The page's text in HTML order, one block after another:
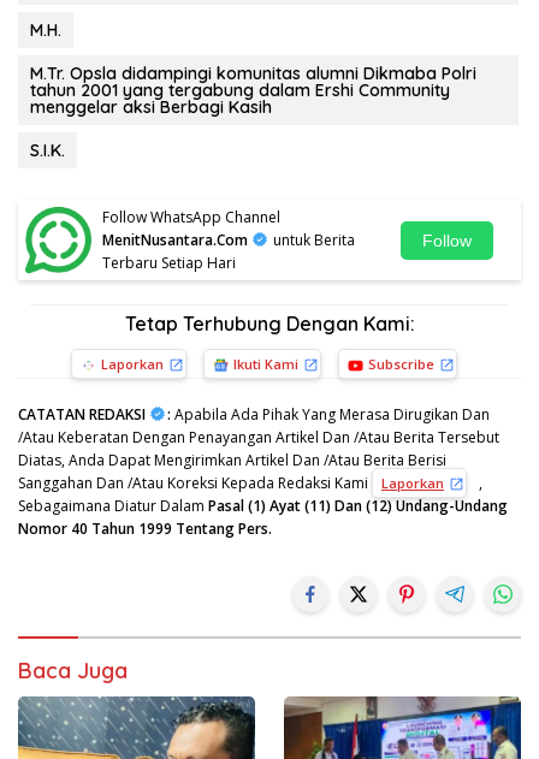
M.H.
M.Tr. Opsla didampingi komunitas alumni Dikmaba Polri
tahun 2001 yang tergabung dalam Ershi Community
menggelar aksi Berbagi Kasih
S.I.K.
Follow WhatsApp Channel
MenitNusantara.Com
untuk Berita
Terbaru Setiap Hari
Follow
Tetap Terhubung Dengan Kami:
Laporkan Ikuti Kami Subscribe
CATATAN REDAKSI : Apabila Ada Pihak Yang Merasa Dirugikan Dan
/Atau Keberatan Dengan Penayangan Artikel Dan /Atau Berita Tersebut
Diatas, Anda Dapat Mengirimkan Artikel Dan /Atau Berita Berisi
Sanggahan Dan /Atau Koreksi Kepada Redaksi Kami
Laporkan
,
Sebagaimana Diatur Dalam Pasal (1) Ayat (11) Dan (12) Undang-Undang
Nomor 40 Tahun 1999 Tentang Pers.
Baca Juga